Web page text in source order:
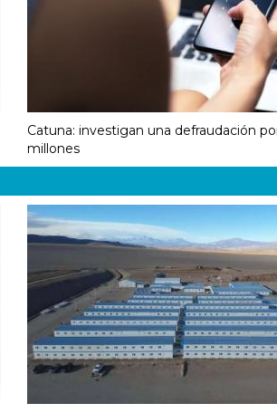
Catuna: investigan una defraudación
millones